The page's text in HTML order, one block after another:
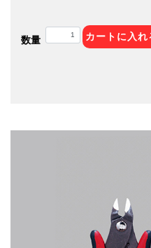
数量 カートに入れ